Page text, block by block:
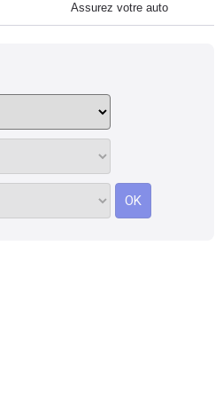
Assurez votre auto
OK